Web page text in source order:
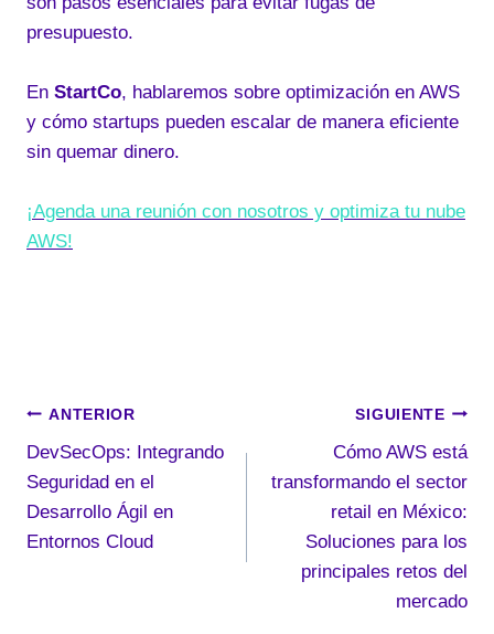
presupuesto.
En StartCo, hablaremos sobre optimización en AWS
y cómo startups pueden escalar de manera eficiente
sin quemar dinero.
¡Agenda una reunión con nosotros y optimiza tu nube
AWS!
Navegación
de
entradas
ANTERIOR
DevSecOps: Integrando
Seguridad en el
Desarrollo Ágil en
Entornos Cloud
SIGUIENTE
Cómo AWS está
transformando el sector
retail en México:
Soluciones para los
principales retos del
mercado